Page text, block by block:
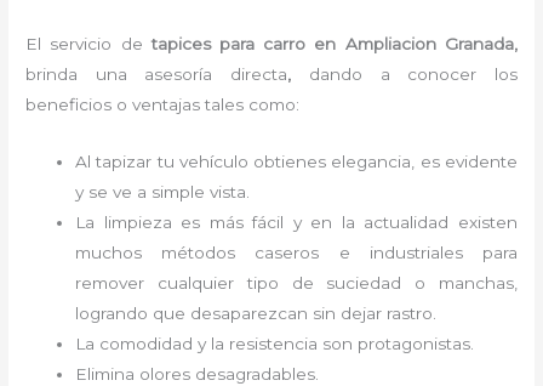
El servicio detapices para carro en Ampliacion Granada,
brinda una asesoría directa, dando a conocer los
beneficios o ventajas tales como:
Al tapizar tu vehículo obtienes elegancia, es evidente
y se ve a simple vista.
La limpieza es más fácil y en la actualidad existen
muchos métodos caseros e industriales para
remover cualquier tipo de suciedad o manchas,
logrando que desaparezcan sin dejar rastro.
La comodidad y la resistencia son protagonistas.
Elimina olores desagradables.